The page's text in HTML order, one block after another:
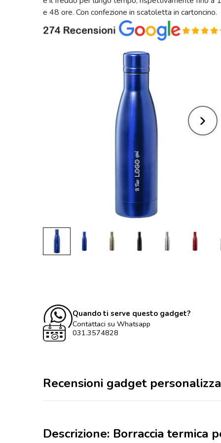
e 48 ore. Con confezione in scatoletta in cartoncino.
Quando ti serve questo gadget?
Contattaci su Whatsapp
031.3574828
Recensioni gadget
Descrizione: Borraccia